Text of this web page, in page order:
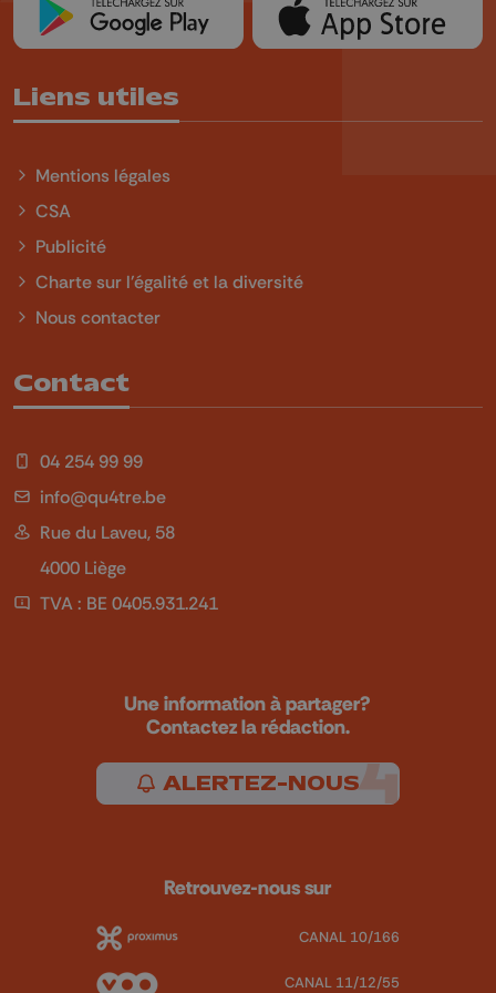
Liens utiles
Mentions légales
CSA
Publicité
Charte sur l'égalité et la diversité
Nous contacter
Contact
04 254 99 99
info@qu4tre.be
Rue du Laveu, 58
4000 Liège
TVA : BE 0405.931.241
Une information à partager?
Contactez la rédaction.
ALERTEZ-NOUS
Retrouvez-nous sur
CANAL 10/166
CANAL 11/12/55